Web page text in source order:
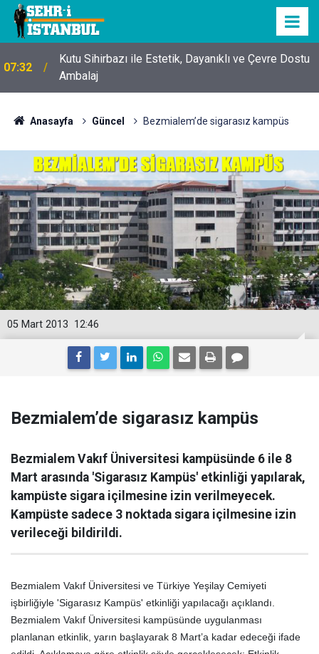
07:32
Kutu Sihirbazı ile Estetik, Dayanıklı ve Çevre Dostu
Ambalaj
Anasayfa Güncel Bezmialem’de sigarasız kampüs
12:46
05 Mart 2013
Bezmialem’de sigarasız kampüs
Bezmialem Vakıf Üniversitesi kampüsünde 6 ile 8
Mart arasında 'Sigarasız Kampüs' etkinliği yapılarak,
kampüste sigara içilmesine izin verilmeyecek.
Kampüste sadece 3 noktada sigara içilmesine izin
verileceği bildirildi.
Bezmialem Vakıf Üniversitesi ve Türkiye Yeşilay Cemiyeti
işbirliğiyle 'Sigarasız Kampüs' etkinliği yapılacağı açıklandı.
Bezmialem Vakıf Üniversitesi kampüsünde uygulanması
planlanan etkinlik, yarın başlayarak 8 Mart’a kadar edeceği ifade